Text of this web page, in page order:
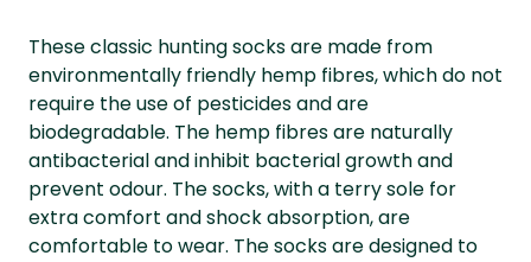
These classic hunting socks are made from
environmentally friendly hemp fibres, which do not
require the use of pesticides and are
biodegradable. The hemp fibres are naturally
antibacterial and inhibit bacterial growth and
prevent odour. The socks, with a terry sole for
extra comfort and shock absorption, are
comfortable to wear. The socks are designed to